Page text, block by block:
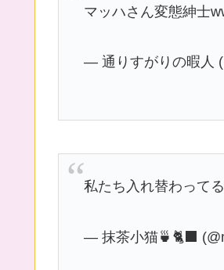
私たち入れ替わって